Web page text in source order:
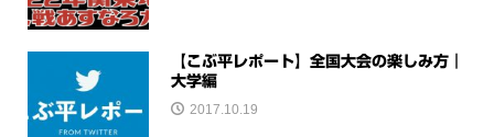
【こぶ平レポート】全国大会の楽しみ方｜
大学編
2017.10.19